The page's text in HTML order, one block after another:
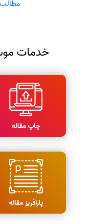
خدمات
چاپ مقاله
پارافریز مقاله